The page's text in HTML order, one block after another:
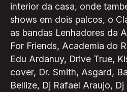
interior da casa, onde
shows em dois palcos, o
as bandas Lenhadores da
For Friends, Academia do
Edu Ardanuy, Drive True,
cover, Dr. Smith, Asgard,
Bellize, Dj Rafael Araujo,